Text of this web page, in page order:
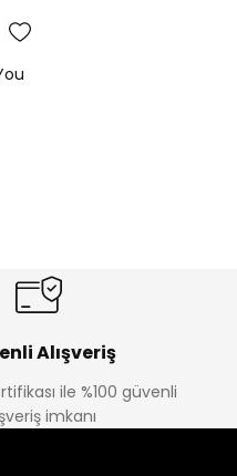
Alışveriş
ile %100 güvenli
imkanı